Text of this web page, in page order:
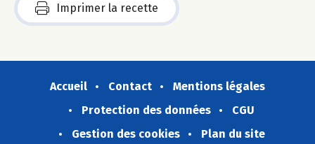
Imprimer la recette
Accueil Contact
Mentions légales
Protection des données
CGU
Gestion des cookies
Plan du site